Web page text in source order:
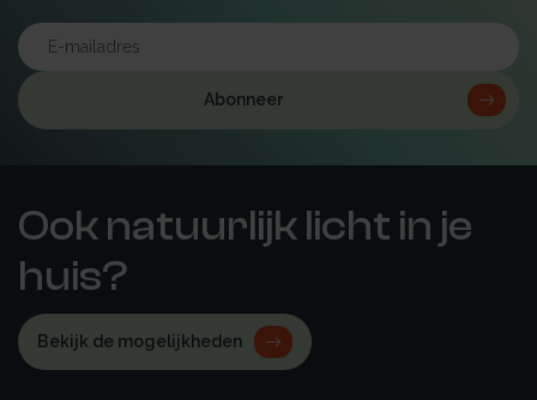
Abonneer
Ook natuurlijk licht in je
huis?
Bekijk de mogelijkheden